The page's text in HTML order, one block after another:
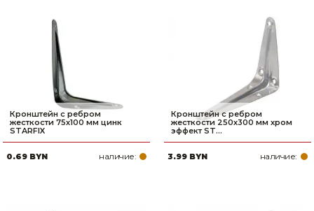
Кронштейн с ребром
жесткости 75х100 мм цинк
STARFIX
0.69 BYN наличие:
Кронштейн с ребром
жесткости 250х300 мм хром
эффект ST...
3.99 BYN наличие: